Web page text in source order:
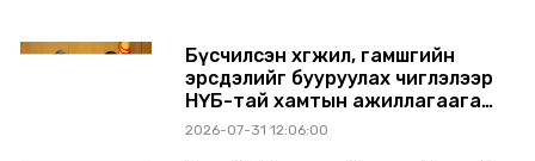
Бүсчилсэн хөгжил, гамшгийн
эрсдэлийг бууруулах чиглэлээр
НҮБ-тай хамтын ажиллагаагаа
өргөжүүлэхээр санал солилцлоо
2026-07-31 12:06:00